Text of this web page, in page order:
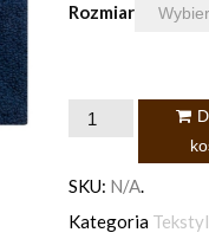
Rozmiar
ilość
Chic
SKU: N/A.
Kategoria